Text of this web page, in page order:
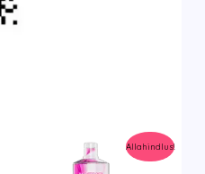
Allahindlus!